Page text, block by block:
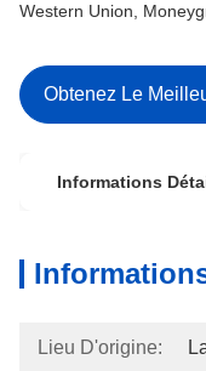
Western Union,
Obtenez Le
Informations
Lieu D'origine: